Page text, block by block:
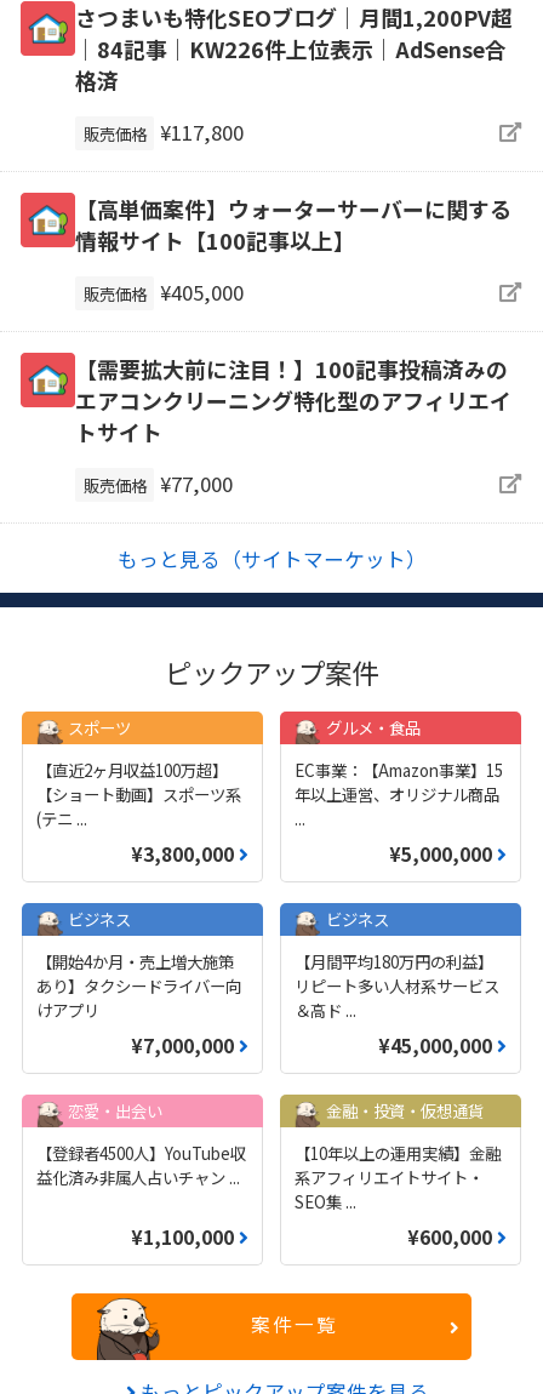
さつまいも特化SEOブログ｜月間1,200PV超
｜84記事｜KW226件上位表示｜AdSense合
格済
販売価格 ¥117,800
【高単価案件】ウォーターサーバーに関する
情報サイト【100記事以上】
販売価格 ¥405,000
【需要拡大前に注目！】100記事投稿済みの
エアコンクリーニング特化型のアフィリエイ
トサイト
販売価格 ¥77,000
もっと見る（サイトマーケット）
ピックアップ案件
スポーツ
【直近2ヶ月収益100万超】
【ショート動画】スポーツ系
(テニ ...
¥3,800,000
グルメ・食品
EC事業：【Amazon事業】15
年以上運営、オリジナル商品
...
¥5,000,000
ビジネス
【開始4か月・売上増大施策
あり】タクシードライバー向
けアプリ
¥7,000,000
ビジネス
【月間平均180万円の利益】
リピート多い人材系サービス
＆高ド ...
¥45,000,000
恋愛・出会い
【登録者4500人】YouTube収
益化済み非属人占いチャン ...
¥1,100,000
金融・投資・仮想通貨
【10年以上の運用実績】金融
系アフィリエイトサイト・
SEO集 ...
¥600,000
案件一覧